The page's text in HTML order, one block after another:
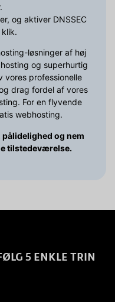
og aktiver DNSSEC
løsninger af høj
og superhurtig
vores professionelle
drag fordel af vores
For en flyvende
webhosting.
og nem
tilstedeværelse.
5 ENKLE TRIN